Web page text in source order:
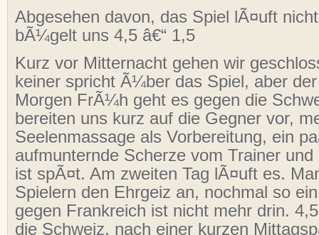
Abgesehen davon, das Spiel lÃ¤uft
bÃ¼gelt uns 4,5 â€“ 1,5
Kurz vor Mitternacht gehen wir
keiner spricht Ã¼ber das Spiel, aber
Morgen FrÃ¼h geht es gegen die
bereiten uns kurz auf die Gegner vor,
Seelenmassage als Vorbereitung, ein
aufmunternde Scherze vom Trainer
ist spÃ¤t. Am zweiten Tag lÃ¤uft es.
Spielern den Ehrgeiz an, nochmal so
gegen Frankreich ist nicht mehr drin.
die Schweiz, nach einer kurzen